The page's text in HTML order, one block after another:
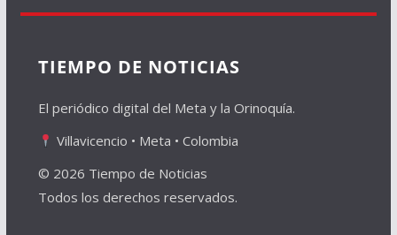
TIEMPO DE NOTICIAS
El periódico digital del Meta y la Orinoquía.
Villavicencio • Meta • Colombia
© 2026 Tiempo de Noticias
Todos los derechos reservados.